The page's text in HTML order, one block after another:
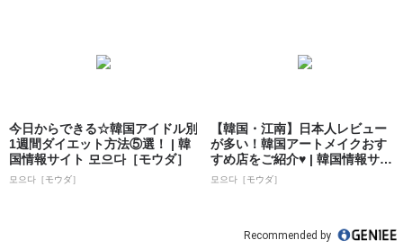
今日からできる☆韓国アイドル別
1週間ダイエット方法⑤選！ | 韓
国情報サイト 모으다［モウダ］
모으다［モウダ］
【韓国・江南】日本人レビュー
が多い！韓国アートメイクおす
すめ店をご紹介♥ | 韓国情報サイ
ト 모으...
모으다［モウダ］
Recommended by